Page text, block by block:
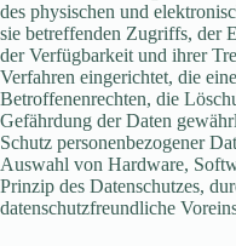
des physischen und
sie betreffenden Zugriffs, der
der Verfügbarkeit und ihrer
Verfahren eingerichtet, die
Betroffenenrechten, die
Gefährdung der Daten
Schutz personenbezogener
Auswahl von Hardware,
Prinzip des Datenschutzes,
datenschutzfreundliche